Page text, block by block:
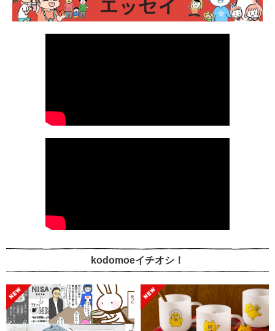
kodomoeイチオシ！